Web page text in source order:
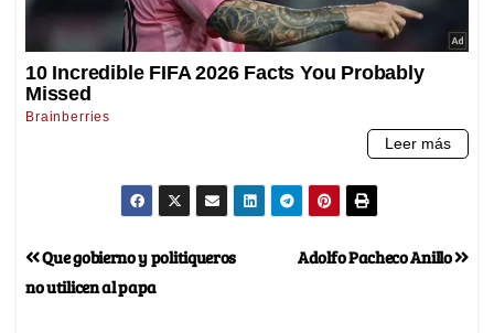
Adolfo Pacheco Anillo
Que gobierno y politiqueros
no utilicen al papa